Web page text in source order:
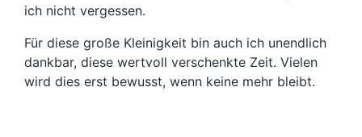
ich nicht vergessen.
Für diese große Kleinigkeit bin auch ich unendlich
dankbar, diese wertvoll verschenkte Zeit. Vielen
wird dies erst bewusst, wenn keine mehr bleibt.